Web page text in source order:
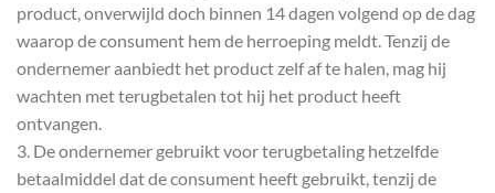
product, onverwijld doch binnen 14 dagen volgend op de dag
waarop de consument hem de herroeping meldt. Tenzij de
ondernemer aanbiedt het product zelf af te halen, mag hij
wachten met terugbetalen tot hij het product heeft
ontvangen.
3. De ondernemer gebruikt voor terugbetaling hetzelfde
betaalmiddel dat de consument heeft gebruikt, tenzij de